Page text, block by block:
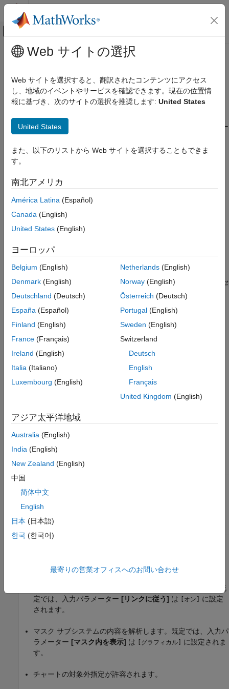
コンテンツへスキップ
オフキャンバス ナビゲーション メ
ドキュメンテーションのホーム
Simulink Check
ェック
項目一覧
説明
チェックのパラメーター化
機能および制限事項
メインコンテンツ
パラレル ステートのデータのスコ
ープをチェック
チェック ID:mathworks.jmaab.jc_0722
ガイドライン : jc_0722: パラレル ステートにおけるローカル デー
JMAAB v5.1
JMAAB v6.0
り、ローカル変数のスコープは 1 つのパラレル ステートに制限
このチェックには Check™および Stateflow
のライセ
ンスが必要です。
チェックのパラメーター化
MAB モデリング ガイドラインはサブ ID を 1 つのみ提供するた
め、このチェックにはサブチェックは含まれません。
用が推奨されている MAB ガイドライン サブ ID は以下のとおり
です。
JMAAB — a
結果と推奨アクション
条件
同じデータが複数のパラレル
ステートで必要とされていな
(ローカル変数) のスコープが
1 つのパラレル ステートに制
限されていない。
ライブラリ モデルで実行されます。
ライブラリにリンクされたブロックの内容を解析します。既
定では、入力パラメーター [リンクに従う] は [オン]
に設定
されます。
マスク サブシステムの内容を解析します。既定では、入力パ
ラメーター [マスク内を表示] は [グラフィカル]
に設定されま
す。
チャートの対象外指定が許容されます。
Web サイトの選択
Web サイトを選択すると、翻訳されたコンテンツにアクセス
し、地域のイベントやサービスを確認できます。現在の位置情
報に基づき、次のサイトの選択を推奨します: United States
United States
また、以下のリストから Web サイトを選択することもできま
す。
南北アメリカ
América Latina (Español)
Canada (English)
United States (English)
ヨーロッパ
Belgium (English)
Denmark (English)
Deutschland (Deutsch)
España (Español)
Finland (English)
France (Français)
Ireland (English)
Italia (Italiano)
Luxembourg (English)
Netherlands(English)
Norway(English)
Österreich (Deutsch)
Portugal(English)
Sweden (English)
Switzerland
Deutsch
English
Français
United Kingdom (English)
アジア太平洋地域
Australia (English)
India (English)
New Zealand (English)
中国
简体中文
English
日本 (日本語)
한국 (한국어)
最寄りの営業オフィスへのお問い合わせ